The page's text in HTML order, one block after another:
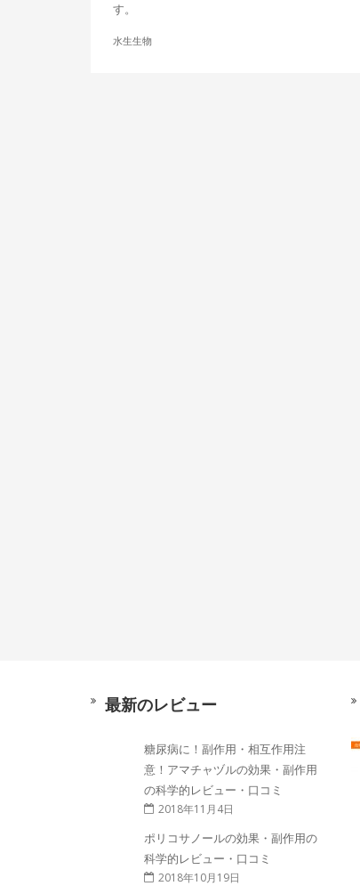
す。
水生生物
最新のレビュー
糖尿病に！副作用・相互作用注
意！アマチャヅルの効果・副作用
の科学的レビュー・口コミ
2018年11月4日
ポリコサノールの効果・副作用の
科学的レビュー・口コミ
2018年10月19日